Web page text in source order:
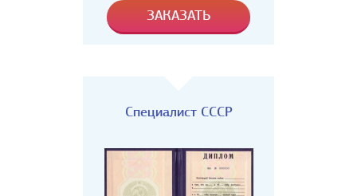
Специалист СССР